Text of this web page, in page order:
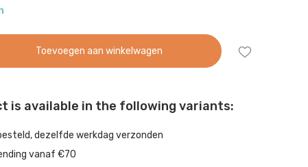
Toevoegen aan winkelwagen
is available in the following variants:
dezelfde werkdag verzonden
vanaf €70